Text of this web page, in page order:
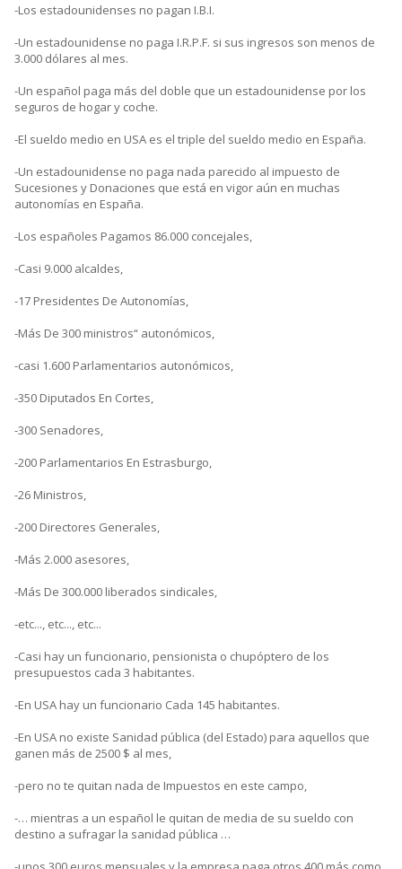
-Los estadounidenses no pagan I.B.I.
-Un estadounidense no paga I.R.P.F. si sus ingresos son menos de
3.000 dólares al mes.
-Un español paga más del doble que un estadounidense por los
seguros de hogar y coche.
-El sueldo medio en USA es el triple del sueldo medio en España.
-Un estadounidense no paga nada parecido al impuesto de
Sucesiones y Donaciones que está en vigor aún en muchas
autonomías en España.
-Los españoles Pagamos 86.000 concejales,
-Casi 9.000 alcaldes,
-17 Presidentes De Autonomías,
-Más De 300 ministros“ autonómicos,
-casi 1.600 Parlamentarios autonómicos,
-350 Diputados En Cortes,
-300 Senadores,
-200 Parlamentarios En Estrasburgo,
-26 Ministros,
-200 Directores Generales,
-Más 2.000 asesores,
-Más De 300.000 liberados sindicales,
-etc..., etc..., etc...
-Casi hay un funcionario, pensionista o chupóptero de los
presupuestos cada 3 habitantes.
-En USA hay un funcionario Cada 145 habitantes.
-En USA no existe Sanidad pública (del Estado) para aquellos que
ganen más de 2500 $ al mes,
-pero no te quitan nada de Impuestos en este campo,
-… mientras a un español le quitan de media de su sueldo con
destino a sufragar la sanidad pública …